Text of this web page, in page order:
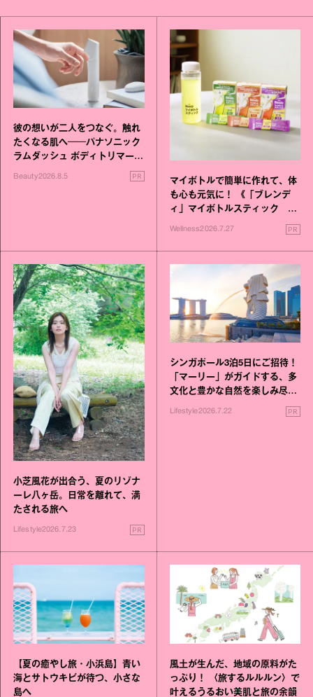
彼の想いが二人をつなぐ。触れ
たくなる肌へ──パナソニック
ラムダッシュ ボディトリマーが
Beauty2026.8.5 PR
マイボトルで簡単に作れて、体
も心も元気に！ 《「ブレンデ
ィ」マイボトルスティック い
いこと毎日》シリーズが誕生
Wellness2026.7.27 PR
小芝風花が出合う、夏のリゾナ
ーレ八ヶ岳。日常を離れて、満
たされる旅へ
Lifestyle2026.7.23 PR
シンガポール3泊5日にご招待！
「マーリー」がガイドする、多
文化と豊かな自然を楽しみ尽く
す旅
Lifestyle2026.7.22 PR
【夏の癒やし旅・小浜島】青い
海とサトウキビが待つ、小さな
島へ
風土が生んだ、地域の原料がた
っぷり！ 〈旅するルルルン〉で
叶えるうるおい美肌と旅の余韻